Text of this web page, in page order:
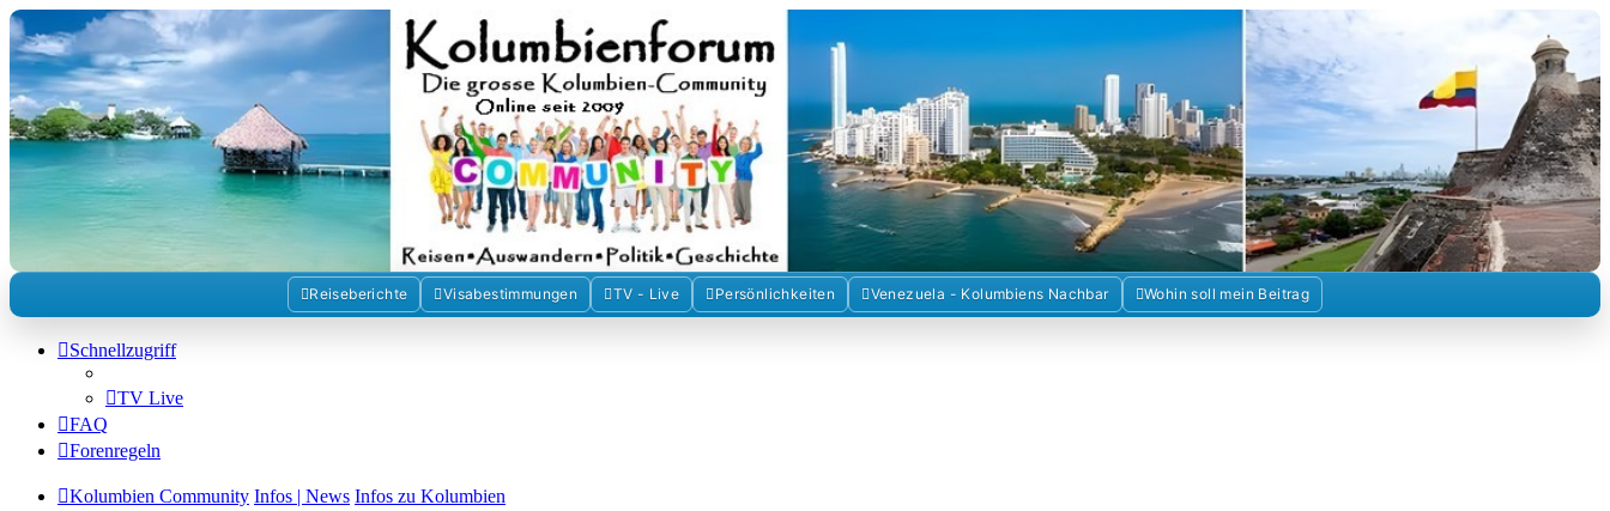
Kolumbienforum - Das grosse Forum der Freunde Kolumbiens
Reisen, Auswandern, Kultur, Politik, Geschichte und Visum in Kolumbien und Venezuela. Austausch, Erfahrungen und Gemeinschaft im Kolumbienforum
Zum Inhalt
Reiseberichte Visabestimmungen TV - Live Persönlichkeiten Venezuela - Kolumbiens Nachbar Wohin soll mein Beitrag
Schnellzugriff
TV Live
FAQ
Forenregeln
Kolumbien Community Infos | News Infos zu Kolumbien